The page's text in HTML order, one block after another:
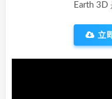
Earth 3D
立